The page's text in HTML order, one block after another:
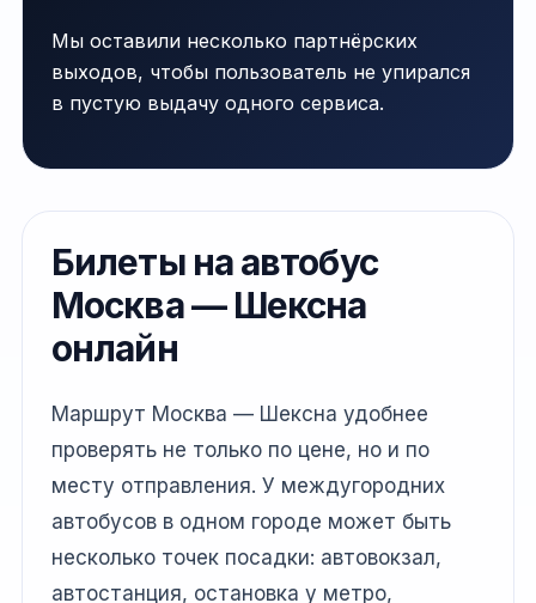
Мы оставили несколько партнёрских
выходов, чтобы пользователь не упирался
в пустую выдачу одного сервиса.
Билеты на автобус
Москва — Шексна
онлайн
Маршрут Москва — Шексна удобнее
проверять не только по цене, но и по
месту отправления. У междугородних
автобусов в одном городе может быть
несколько точек посадки: автовокзал,
автостанция, остановка у метро,